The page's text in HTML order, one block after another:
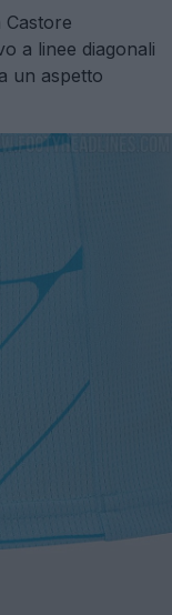
Castore
a linee diagonali
un aspetto